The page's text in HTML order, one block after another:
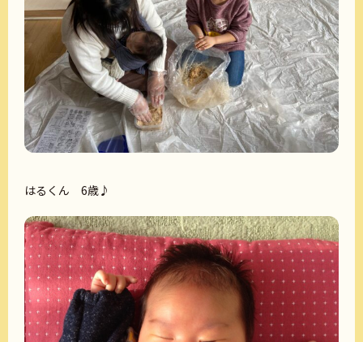
はるくん 6歳♪